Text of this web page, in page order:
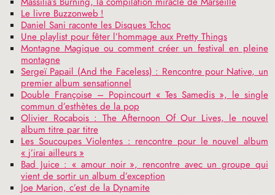
Le livre Buzzonweb !
Daniel Sani raconte les Disques Tchoc
Une playlist pour fêter l’hommage aux Pretty Things
Montagne Magique ou comment créer un festival en pleine
montagne
Sergeï Papail (And the Faceless) : Rencontre pour Native, un
premier album sensationnel
Double Françoise – Popincourt « Tes Samedis », le single
commun d’esthètes de la pop
Olivier Rocabois : The Afternoon Of Our Lives, le nouvel
album titre par titre
Les Soucoupes Violentes : rencontre pour le nouvel album
« j’irai ailleurs »
Bad Juice : « amour noir », rencontre avec un groupe qui
vient de sortir un album d’exception
Joe Marion, c’est de la Dynamite